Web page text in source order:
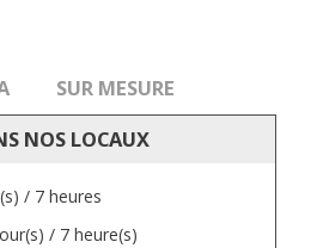
NOS LOCAUX
/ 7 heures
/ 7 heure(s)
SUR MESURE